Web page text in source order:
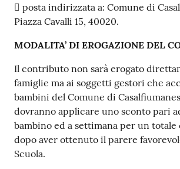
 posta indirizzata a: Comune di
Piazza Cavalli 15, 40020.
MODALITA’ DI EROGAZIONE DEL
Il contributo non sarà erogato
famiglie ma ai soggetti gestori che
bambini del Comune di
dovranno applicare uno sconto pari
bambino ed a settimana per un totale
dopo aver ottenuto il parere
Scuola.